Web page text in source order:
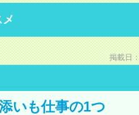
掲載日
いも仕事の1つ